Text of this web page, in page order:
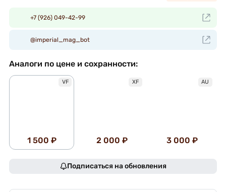
+7 (926) 049-42-99
@imperial_mag_bot
Аналоги по цене и сохранности:
VF
1 500 ₽
XF
2 000 ₽
AU
3 000 ₽
Подписаться на обновления